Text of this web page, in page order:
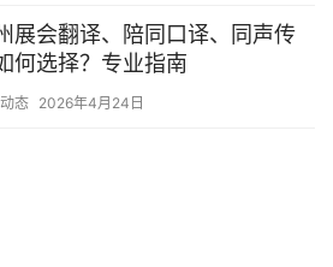
展会翻译、陪同口译、同声传
何选择？专业指南
态 2026年4月24日